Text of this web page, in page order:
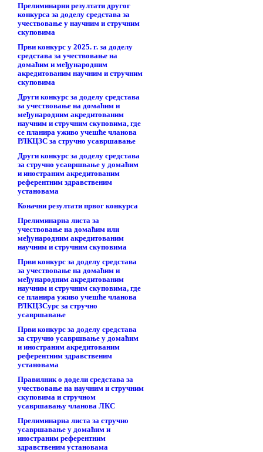
Прелиминарни резултати другог
конкурса за доделу средстава за
учествовање у научним и стручним
скуповима
Први конкурс у 2025. г. за доделу
средстава за учествовање на
домаћим и међународним
акредитованим научним и стручним
скуповима
Други конкурс за доделу средстава
за учествовање на домаћим и
међународним акредитованим
научним и стручним скуповима, где
се планира уживо учешће чланова
РЛКЦЗС за стручно усавршавање
Други конкурс за доделу средстава
за стручно усавршвање у домаћим
и иностраним акредитованим
референтним здравственим
установама
Коначни резултати првог конкурса
Прелиминарна листа за
учествовање на домаћим или
међународним акредитованим
научним и стручним скуповима
Први конкурс за доделу средстава
за учествовање на домаћим и
међународним акредитованим
научним и стручним скуповима, где
се планира уживо учешће чланова
РЛКЦЗСурс за стручно
усавршавање
Први конкурс за доделу средстава
за стручно усавршвање у домаћим
и иностраним акредитованим
референтним здравственим
установама
Правилник о додели средстава за
учествовање на научним и стручним
скуповима и стручном
усавршавању чланова ЛКС
Прелиминарна листа за стручно
усавршавање у домаћим и
иностраним референтним
здравственим установама